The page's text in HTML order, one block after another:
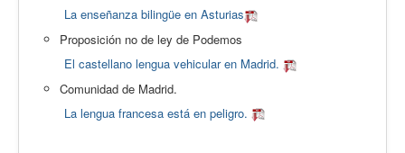
La enseñanza bilingüe en Asturias
Proposición no de ley de Podemos
El castellano lengua vehicular en Madrid.
Comunidad de Madrid.
La lengua francesa está en peligro.